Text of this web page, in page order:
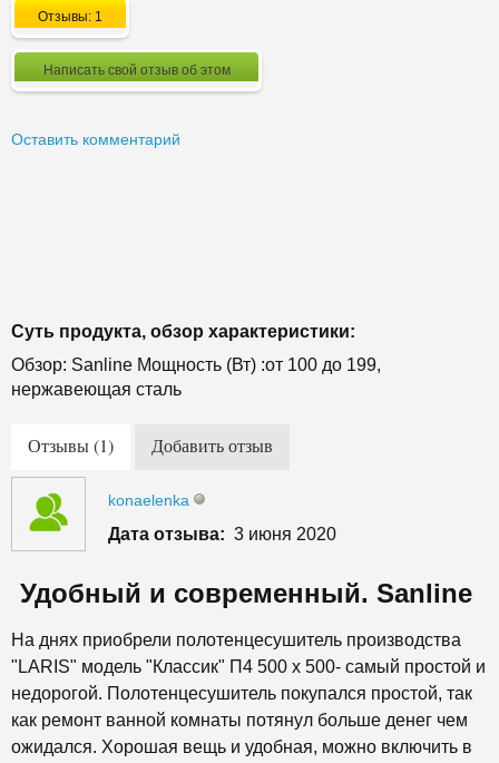
Отзывы: 1
Написать свой отзыв об этом
Оставить комментарий
Суть продукта, обзор характеристики:
Обзор: Sanline Мощность (Вт) :от 100 до 199,
нержавеющая сталь
Отзывы (1) Добавить отзыв
konaelenka
Дата отзыва: 3 июня 2020
Удобный и современный. Sanline
На днях приобрели полотенцесушитель производства
"LARIS" модель "Классик" П4 500 х 500- самый простой и
недорогой. Полотенцесушитель покупался простой, так
как ремонт ванной комнаты потянул больше денег чем
ожидался. Хорошая вещь и удобная, можно включить в